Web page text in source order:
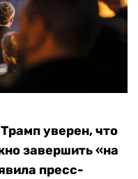
уверен, что
завершить «на
пресс-